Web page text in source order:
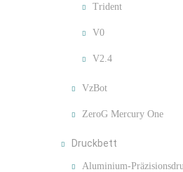
Trident
V0
V2.4
VzBot
ZeroG Mercury One
Druckbett
Aluminium-